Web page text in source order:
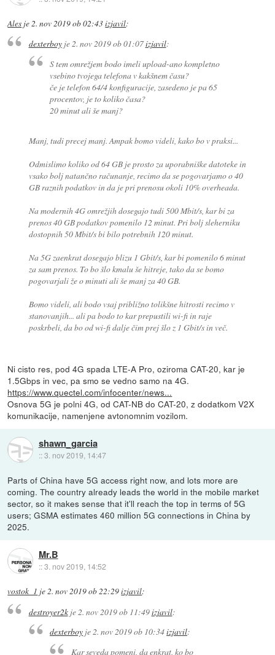
Ales je2. nov 2019 ob 02:43izjavil:
dexterboyje2. nov 2019 ob 01:07izjavil:
S tem omrežjem bodo imeli upload-ano kompletno
vsebino tvojega telefona v kakšnem času?
če je telefon 64/4 konfiguracije, zasedeno je pa 65
procentov, je to koliko časa?
20 minut ali še manj?
Manj, tudi precej manj. Ampak bomo videli, kako bo v praksi...
Odmislimo koliko od 64 GB je prosto za uporabniške datoteke in
vsako bolj natančno računanje, recimo da se pogovarjamo o 40
GB raznih podatkov in da je pri prenosu okoli 10% overheada.
Na modernih 4G omrežjih dosegajo tudi 500 Mbit/s, kar bi za
prenos 40 GB podatkov pomenilo 12 minut. Pri bolj sleherniku
dostopnih 50 Mbit/s bi bilo potrebnih 120 minut.
Na 5G zaenkrat dosegajo blizu 1 Gbit/s, kar bi pomenilo 6 minut
za sam prenos. To bo šlo kmalu še hitreje, tako da se bomo
pogovarjali že o minuti ali še manj za 40 GB.
Bomo videli, ali bodo vsaj približno tolikšne hitrosti recimo v
stanovanjih... ali pa bodo to kar prepustili wi-fi in raje
poskrbeli, da bo od wi-fi dalje čim prej šlo z 1 Gbit/s in več.
Ni cisto res, pod 4G spada LTE-A Pro, oziroma CAT-20, kar je
1.5Gbps in vec, pa smo se vedno samo na 4G.
https://www.quectel.com/infocenter/news...
Osnova 5G je polni 4G, od CAT-NB do CAT-20, z dodatkom V2X
komunikacije, namenjene avtonomnim vozilom.
shawn_garcia
::3. nov 2019, 14:47
Parts of China have 5G access right now, and lots more are
coming. The country already leads the world in the mobile market
sector, so it makes sense that it'll reach the top in terms of 5G
users; GSMA estimates 460 million 5G connections in China by
2025.
Mr.B
::3. nov 2019, 14:52
vostok_1 je2. nov 2019 ob 22:29izjavil:
destroyer2kje 2. nov 2019 ob 11:49izjavil:
dexterboy je2. nov 2019 ob 10:34izjavil:
Kar seveda pomeni, da enkrat, ko bo